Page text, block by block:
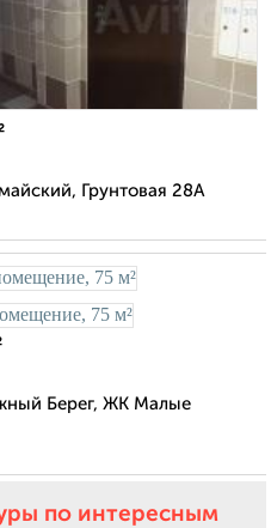
Грунтовая 28А
Берег, ЖК Малые
по интересным